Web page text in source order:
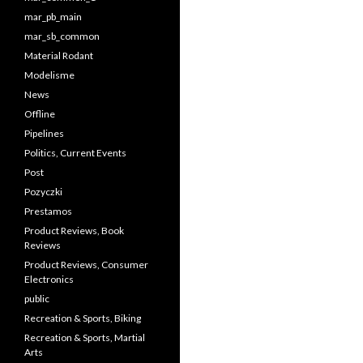
mar_pb_main
mar_sb_common
Material Rodant
Modelisme
News
Offline
Pipelines
Politics, Current Events
Post
Pozyczki
Prestamos
Product Reviews, Book
Reviews
Product Reviews, Consumer
Electronics
public
Recreation & Sports, Biking
Recreation & Sports, Martial
Arts